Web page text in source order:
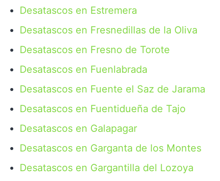
Desatascos en Estremera
Desatascos en Fresnedillas de la Oliva
Desatascos en Fresno de Torote
Desatascos en Fuenlabrada
Desatascos en Fuente el Saz de Jarama
Desatascos en Fuentidueña de Tajo
Desatascos en Galapagar
Desatascos en Garganta de los Montes
Desatascos en Gargantilla del Lozoya